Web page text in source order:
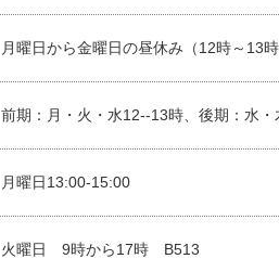
月曜日から金曜日の昼休み（12時～13
前期：月・火・水12--13時、後期：水
月曜日13:00-15:00
火曜日 9時から17時 B513